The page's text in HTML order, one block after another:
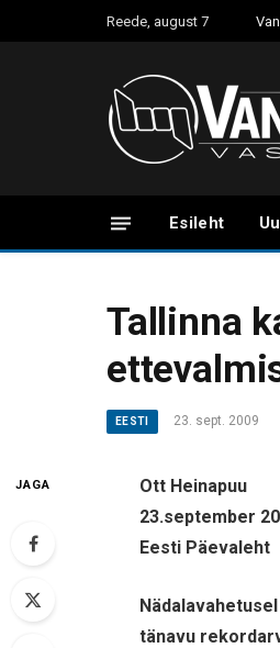
Reede, august 7
Esileht
Tallinna
EESTI 23. sept. 2009
JAGA
Ott Heinapuu
23.september
Eesti Päevaleht
tänavu